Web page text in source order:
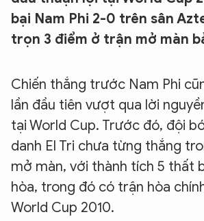
bại Nam Phi 2-0 trên sân
trọn 3 điểm ở trận mở màn
Chiến thắng trước Nam Phi
lần đầu tiên vượt qua lời
tại World Cup. Trước đó, đội
danh El Tri chưa từng thắng
mở màn, với thành tích 5 thất
hòa, trong đó có trận hòa
World Cup 2010.